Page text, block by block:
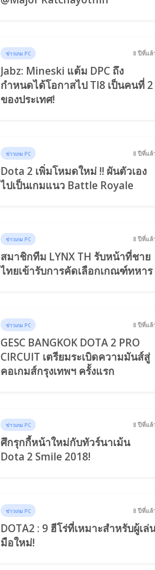
ข่าวเกม PC 8 ปีที่แล้
Jabz: Mineski แต้ม DPC ถึง
กำหนดได้โอกาสไป TI8 เป็นคนที่ 2
ของประเทศ!
ข่าวเกม PC 8 ปีที่แล้
Dota 2 เพิ่มโหมดใหม่ !! ผันตัวเอง
ไปเป็นเกมแนว Battle Royale
ข่าวเกม PC 8 ปีที่แล้
สมาชิกทีม LYNX TH รับหน้าที่ชาย
ไทยเข้ารับการคัดเลือกเกณฑ์ทหาร
ข่าวเกม PC 8 ปีที่แล้
GESC BANGKOK DOTA 2 PRO
CIRCUIT เตรียมระเบิดความมันส์สู่
คอเกมส์กรุงเทพฯ ครั้งแรก
ข่าวเกม PC 8 ปีที่แล้
ศึกรุกกี้หน้าใหม่กับทัวร์นาเม้น
Dota 2 Smile 2018!
ข่าวเกม PC 8 ปีที่แล้
DOTA2 : 9 ฮีโร่ที่เหมาะสำหรับผู้เล่
มือใหม่!